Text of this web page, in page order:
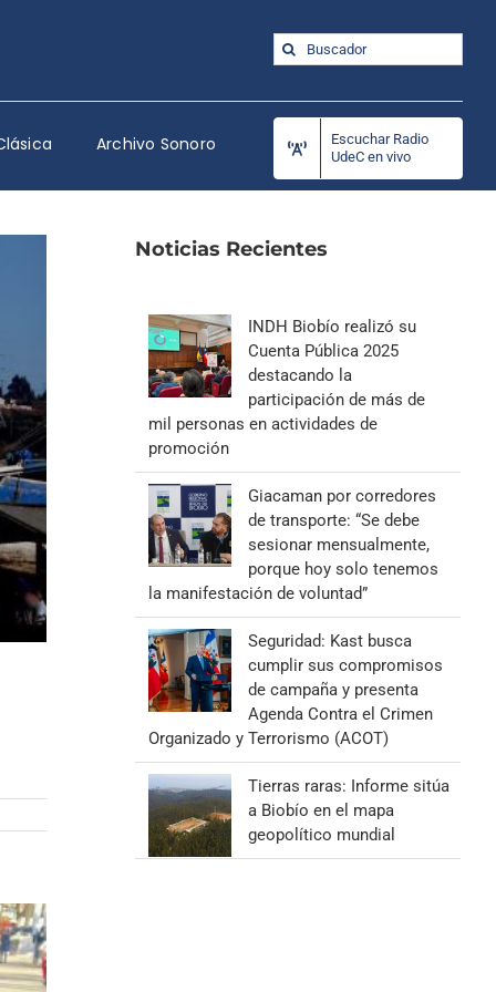
Buscar:
Archivo Sonoro
Escuchar Radio
UdeC en vivo
Noticias Recientes
INDH Biobío realizó su
Cuenta Pública 2025
destacando la
participación de más de
mil personas en actividades de
promoción
Giacaman por corredores
de transporte: “Se debe
sesionar mensualmente,
porque hoy solo tenemos
la manifestación de voluntad”
Seguridad: Kast busca
cumplir sus compromisos
de campaña y presenta
Agenda Contra el Crimen
Organizado y Terrorismo (ACOT)
Tierras raras: Informe sitúa
a Biobío en el mapa
geopolítico mundial